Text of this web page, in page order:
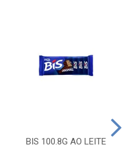
BIS 100.8G AO LEITE